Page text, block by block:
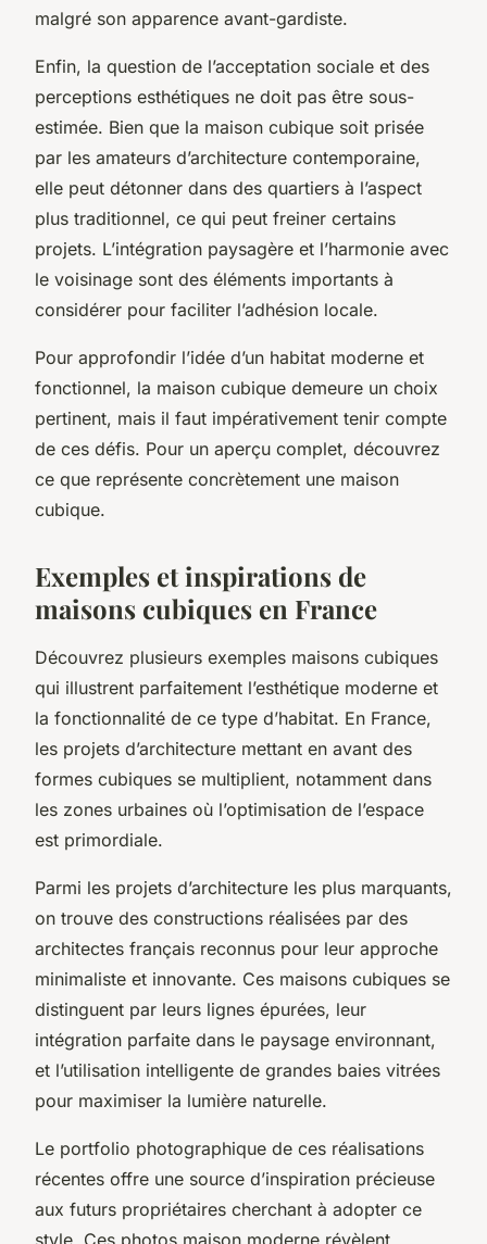
malgré son apparence avant-gardiste.
Enfin, la question de l’acceptation sociale et des
perceptions esthétiques ne doit pas être sous-
estimée. Bien que la maison cubique soit prisée
par les amateurs d’architecture contemporaine,
elle peut détonner dans des quartiers à l’aspect
plus traditionnel, ce qui peut freiner certains
projets. L’intégration paysagère et l’harmonie avec
le voisinage sont des éléments importants à
considérer pour faciliter l’adhésion locale.
Pour approfondir l’idée d’un habitat moderne et
fonctionnel, la maison cubique demeure un choix
pertinent, mais il faut impérativement tenir compte
de ces défis. Pour un aperçu complet, découvrez
ce que représente concrètement une maison
cubique.
Exemples et inspirations de
maisons cubiques en France
Découvrez plusieurs exemples maisons cubiques
qui illustrent parfaitement l’esthétique moderne et
la fonctionnalité de ce type d’habitat. En France,
les projets d’architecture mettant en avant des
formes cubiques se multiplient, notamment dans
les zones urbaines où l’optimisation de l’espace
est primordiale.
Parmi les projets d’architecture les plus marquants,
on trouve des constructions réalisées par des
architectes français reconnus pour leur approche
minimaliste et innovante. Ces maisons cubiques se
distinguent par leurs lignes épurées, leur
intégration parfaite dans le paysage environnant,
et l’utilisation intelligente de grandes baies vitrées
pour maximiser la lumière naturelle.
Le portfolio photographique de ces réalisations
récentes offre une source d’inspiration précieuse
aux futurs propriétaires cherchant à adopter ce
style. Ces photos maison moderne révèlent